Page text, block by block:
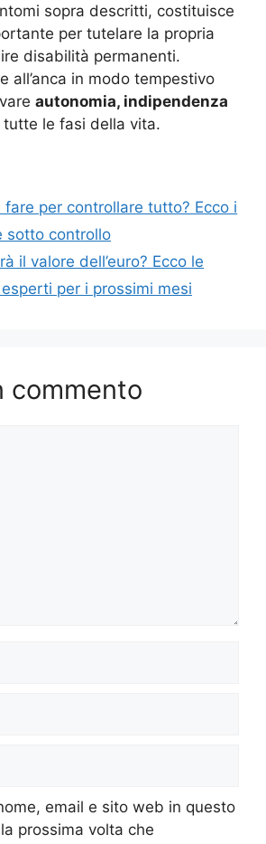
sopra descritti, costituisce
per tutelare la propria
disabilità permanenti.
all’anca in modo tempestivo
autonomia, indipendenza
tutte le fasi della vita.
fare per controllare tutto? Ecco i
sotto controllo
il valore dell’euro? Ecco le
per i prossimi mesi
commento
email e sito web in questo
prossima volta che